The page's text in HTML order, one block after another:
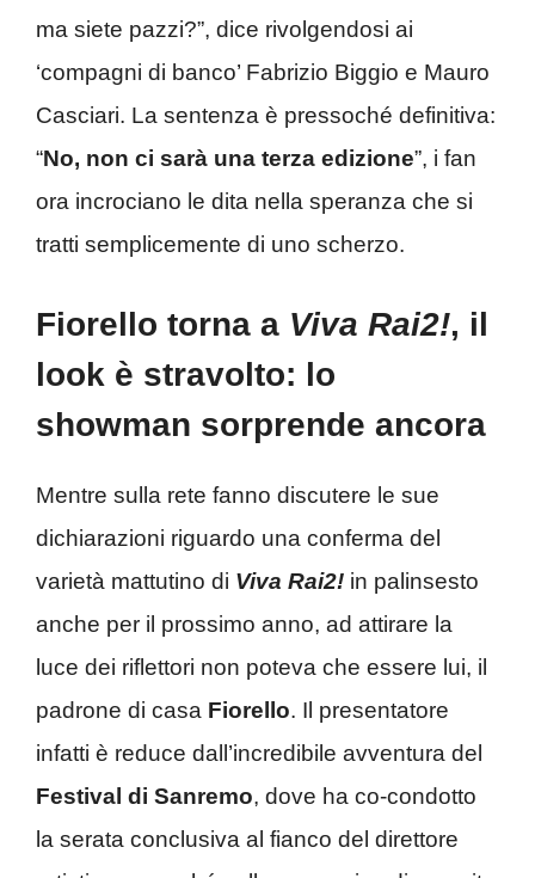
ma siete pazzi?”, dice rivolgendosi ai
‘compagni di banco’ Fabrizio Biggio e Mauro
Casciari. La sentenza è pressoché definitiva:
“No, non ci sarà una terza edizione”, i fan
ora incrociano le dita nella speranza che si
tratti semplicemente di uno scherzo.
Fiorello torna a Viva Rai2!, il
look è stravolto: lo
showman sorprende ancora
Mentre sulla rete fanno discutere le sue
dichiarazioni riguardo una conferma del
varietà mattutino di Viva Rai2! in palinsesto
anche per il prossimo anno, ad attirare la
luce dei riflettori non poteva che essere lui, il
padrone di casa Fiorello. Il presentatore
infatti è reduce dall’incredibile avventura del
Festival di Sanremo, dove ha co-condotto
la serata conclusiva al fianco del direttore